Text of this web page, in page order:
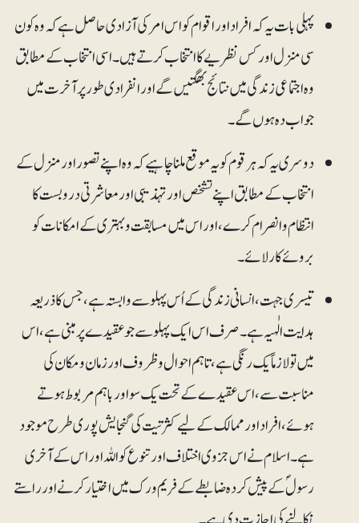
پہلی بات یہ کہ افراد اور اقوام کو اس امر کی آزادی حاصل ہے کہ وہ کون
سی منزل اور کس نظریے کا انتخاب کرتے ہیں۔ اسی انتخاب کے مطابق
وہ اجتماعی زندگی میں نتائج بھگتیں گے اور انفرادی طور پر آخرت میں
جواب دہ ہوں گے۔
دوسری یہ کہ ہر قوم کو یہ موقع ملنا چاہیے کہ وہ اپنے تصور اور منزل کے
انتخاب کے مطابق اپنے تشخص اور تہذیبی اور معاشرتی دروبست کا
انتظام و انصرام کرے، اور اس میں مسابقت و بہتری کے امکانات کو
بروئے کار لائے۔
تیسری جہت، انسانی زندگی کے اُس پہلو سے وابستہ ہے، جس کا ذریعہ
ہدایت الٰہیہ ہے۔ صرف اس ایک پہلو سے جو عقیدے پر مبنی ہے، اس
میں تو لازماً یک رنگی ہے، تاہم احوال و ظروف اور زمان و مکان کی
مناسبت سے، اس عقیدے کے تحت یک سو اور باہم مربوط ہوتے
ہوئے، افراد اور ممالک کے لیے کثرتیت کی گنجایش پوری طرح موجود
ہے۔ اسلام نے اس جزوی اختلاف اور تنوع کو اللہ اور اس کے آخری
رسولؐ کے پیش کردہ ضابطے کے فریم ورک میں اختیار کرنے اور راستے